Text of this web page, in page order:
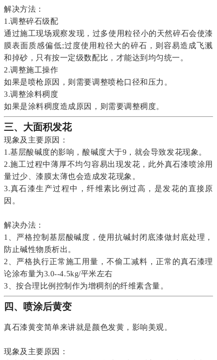
解决方法：
1.调整碎石级配
通过施工现场观察发现，过多使用粒径小的天然碎石会使漆
膜表面质感偏低;过度使用粒径大的碎石，则容易造成飞溅
和掉砂，只有按一定级数配比，才能达到均匀统一。
2.调整施工操作
如果是喷枪原因，则需要调整喷枪口径和压力。
3.调整涂料稠度
如果是涂料稠度造成原因，则需要调整稠度。
三、大面积发花
现象及主要原因：
1.基层酸碱度的影响，酸碱度大于9，就会导致发花现象。
2.施工过程中薄厚不均匀容易出现发花，此外真石漆喷涂用
量过少、漆膜太薄也会造成发花现象。
3.真石漆生产过程中，纤维素比例过高，是发花的直接原
因。
解决办法：
1、严格控制基层酸碱度，使用抗碱封闭底漆做封底处理，
防止碱性物质析出。
2、严格执行正常施工用量，不偷工减料，正常的真石漆理
论涂布量为3.0--4.5kg/平米左右
3、按合理比例控制作为增稠剂的纤维素含量。
四、喷涂后黄变
真石漆黄变简单来讲就是颜色发黄，影响美观。
现象及主要原因：